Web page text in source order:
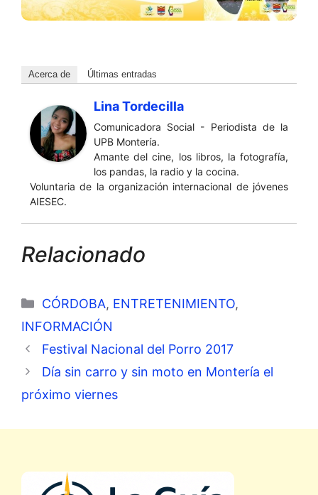
Acerca de Últimas entradas
Lina Tordecilla
Comunicadora Social - Periodista de la
UPB Montería.
Amante del cine, los libros, la fotografía,
los pandas, la radio y la cocina.
Voluntaria de la organización internacional de jóvenes
AIESEC.
Relacionado
Categorías
CÓRDOBA, ENTRETENIMIENTO,
INFORMACIÓN
Festival Nacional del Porro 2017
Día sin carro y sin moto en Montería el
próximo viernes